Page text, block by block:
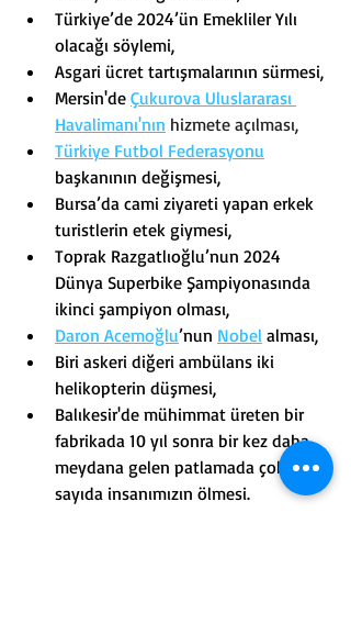
Türkiye’de 2024’ün Emekliler Yılı
olacağı söylemi,
Asgari ücret tartışmalarının sürmesi,
Mersin'de Çukurova Uluslararası
Havalimanı'nın hizmete açılması,
Türkiye Futbol Federasyonu
başkanının değişmesi,
Bursa’da cami ziyareti yapan erkek
turistlerin etek giymesi,
Toprak Razgatlıoğlu’nun 2024
Dünya Superbike Şampiyonasında
ikinci şampiyon olması,
Daron Acemoğlu’nun Nobel alması,
Biri askeri diğeri ambülans iki
helikopterin düşmesi,
Balıkesir'de mühimmat üreten bir
fabrikada 10 yıl sonra bir kez daha
meydana gelen patlamada çok
sayıda insanımızın ölmesi.